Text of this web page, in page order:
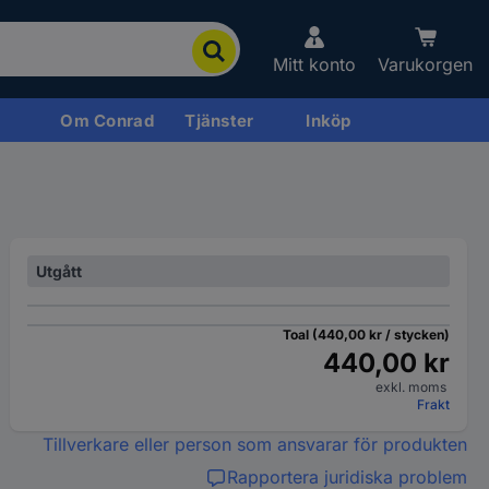
Mitt konto Varukorgen
Om Conrad Tjänster Inköp
Utgått
Toal (440,00 kr / stycken)
440,00 kr
exkl. moms
Frakt
Tillverkare eller person som ansvarar för produkten
Rapportera juridiska problem